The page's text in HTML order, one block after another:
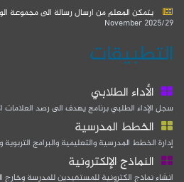
يتمكن المعلم من ارسال رسالة الى مجموعة
2025/29 November
التطبيقات
الأداء الطلابي
سجل الإداء الطلبي برنامج يهدف الى رصد العلامات
الخطط المدرسية
إدارة الخطط المدرسية والتعليمية والبرامج
النماذج الإلكترونية
انشاء نماذج الكترونية للمستفيدين للمدرسة وخارج